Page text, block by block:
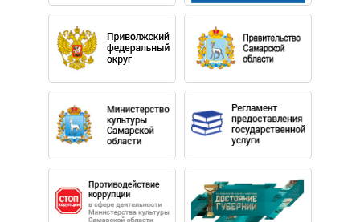
Чайковского.
НАГРАДЫ:
Гран при и приз зрительских симпатий Конкурса им.
Франсиско Виньяса (2005) БАРСЕЛОНА
I премия XIII Международного конкурса Пласидо
Доминго «Опералия» (2005) МАДРИД
Гран при Международного конкурса вокалистов (2005)
СИДЗУОКО, ЯПОНИЯ